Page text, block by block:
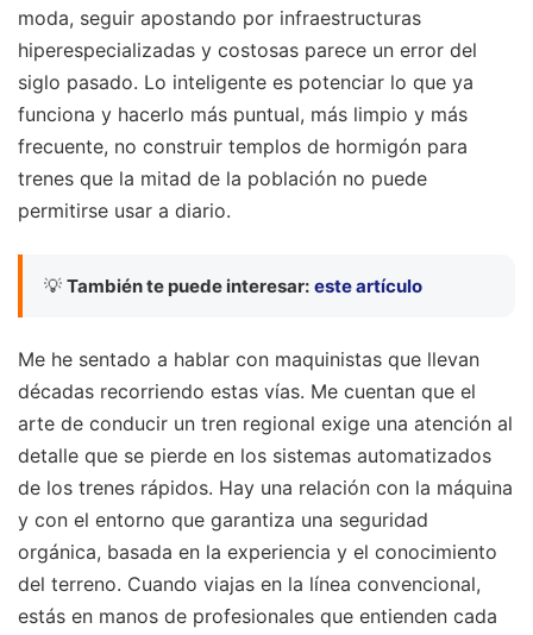
moda, seguir apostando por infraestructuras
hiperespecializadas y costosas parece un error del
siglo pasado. Lo inteligente es potenciar lo que ya
funciona y hacerlo más puntual, más limpio y más
frecuente, no construir templos de hormigón para
trenes que la mitad de la población no puede
permitirse usar a diario.
💡 También te puede interesar: este artículo
Me he sentado a hablar con maquinistas que llevan
décadas recorriendo estas vías. Me cuentan que el
arte de conducir un tren regional exige una atención al
detalle que se pierde en los sistemas automatizados
de los trenes rápidos. Hay una relación con la máquina
y con el entorno que garantiza una seguridad
orgánica, basada en la experiencia y el conocimiento
del terreno. Cuando viajas en la línea convencional,
estás en manos de profesionales que entienden cada